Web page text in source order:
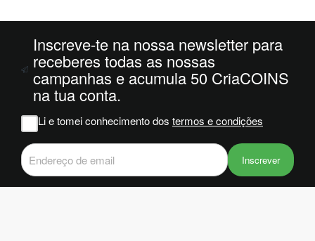
Inscreve-te na nossa newsletter para
receberes todas as nossas
campanhas e acumula 50 CriaCOINS
na tua conta.
Li e tomei conhecimento dos termos e condições
Inscrever